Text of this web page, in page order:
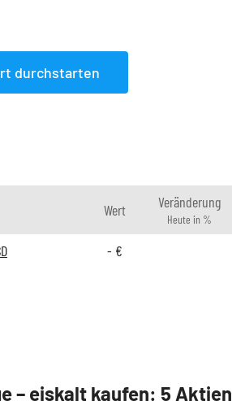
durchstarten
Wert Veränderung
Heute in %
- €
– eiskalt kaufen: 5 Aktien